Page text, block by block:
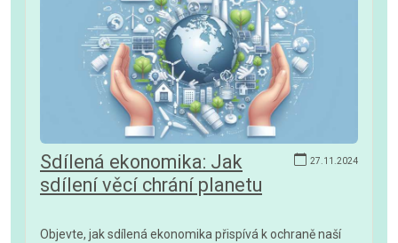
27.11.2024
Sdílená ekonomika: Jak
sdílení věcí chrání planetu
Objevte, jak sdílená ekonomika přispívá k ochraně naší